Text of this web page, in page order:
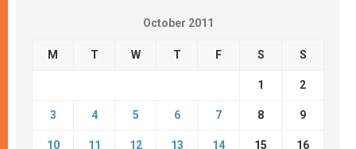
October 2011
M T W T F S S
1 2
3 4 5 6 7 8 9
10 11 12 13 14 15 16